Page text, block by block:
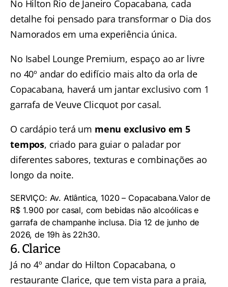
No Hilton Rio de Janeiro Copacabana, cada
detalhe foi pensado para transformar o Dia dos
Namorados em uma experiência única.
No Isabel Lounge Premium, espaço ao ar livre
no 40º andar do edifício mais alto da orla de
Copacabana, haverá um jantar exclusivo com 1
garrafa de Veuve Clicquot por casal.
O cardápio terá um menu exclusivo em 5
tempos, criado para guiar o paladar por
diferentes sabores, texturas e combinações ao
longo da noite.
SERVIÇO: Av. Atlântica, 1020 – Copacabana.Valor de
R$ 1.900 por casal, com bebidas não alcoólicas e
garrafa de champanhe inclusa. Dia 12 de junho de
2026, de 19h às 22h30.
6. Clarice
Já no 4º andar do Hilton Copacabana, o
restaurante Clarice, que tem vista para a praia,